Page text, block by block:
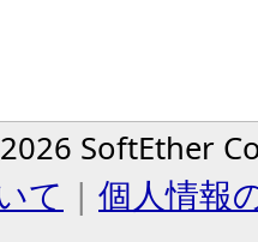
SoftEther
て | 個人情報